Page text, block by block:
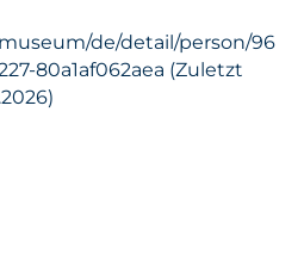
de/detail/person/96
80a1af062aea (Zuletzt